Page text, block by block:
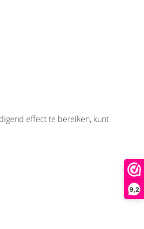
9,2
effect te bereiken, kunt